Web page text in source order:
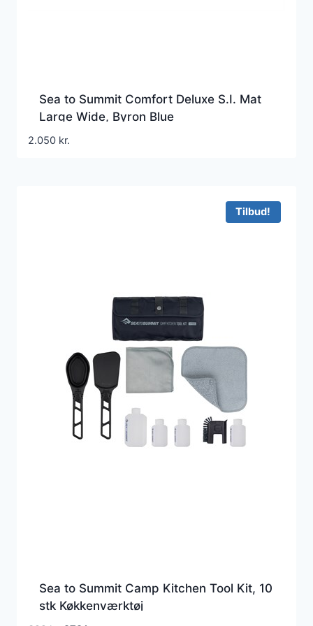
Sea to Summit Comfort Deluxe S.I. Mat
Large Wide, Byron Blue
2.050 kr.
Tilbud!
Sea to Summit Camp Kitchen Tool Kit, 10
stk Køkkenværktøj